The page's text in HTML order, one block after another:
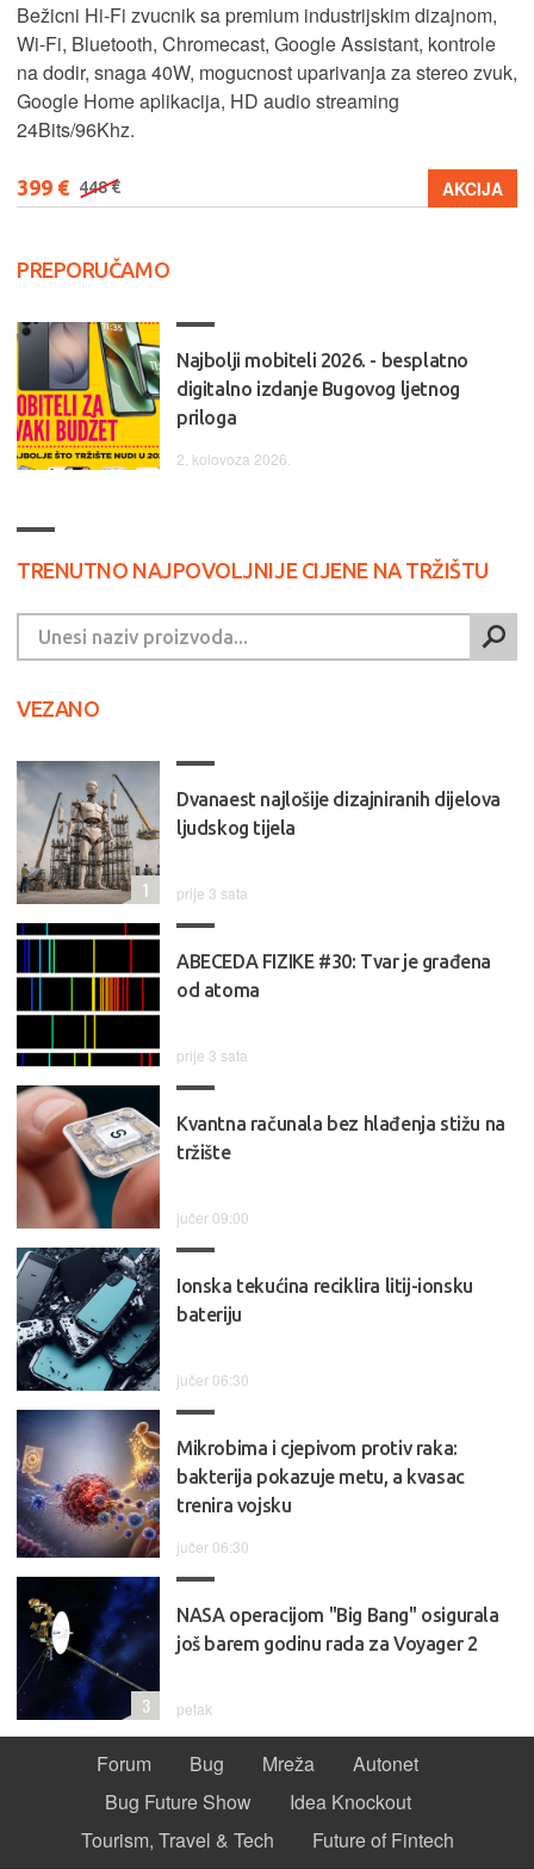
Bežicni Hi-Fi zvucnik sa premium industrijskim dizajnom,
Wi-Fi, Bluetooth, Chromecast, Google Assistant, kontrole
na dodir, snaga 40W, mogucnost uparivanja za stereo zvuk,
Google Home aplikacija, HD audio streaming
24Bits/96Khz.
399 € 448 € AKCIJA
PREPORUČAMO
Najbolji mobiteli 2026. - besplatno
digitalno izdanje Bugovog ljetnog
priloga
2. kolovoza 2026.
TRENUTNO NAJPOVOLJNIJE CIJENE NA TRŽIŠTU
VEZANO
Dvanaest najlošije dizajniranih dijelova
ljudskog tijela
prije 3 sata
1
ABECEDA FIZIKE #30: Tvar je građena
od atoma
prije 3 sata
Kvantna računala bez hlađenja stižu na
tržište
jučer 09:00
Ionska tekućina reciklira litij-ionsku
bateriju
jučer 06:30
Mikrobima i cjepivom protiv raka:
bakterija pokazuje metu, a kvasac
trenira vojsku
jučer 06:30
NASA operacijom "Big Bang" osigurala
još barem godinu rada za Voyager 2
petak
3
Forum Bug Mreža
Autonet
Bug Future Show
Idea Knockout
Tourism, Travel & Tech
Future of Fintech